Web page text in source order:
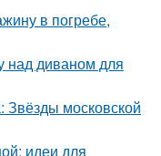
в погребе,
над диваном для
Звёзды московской
идеи для